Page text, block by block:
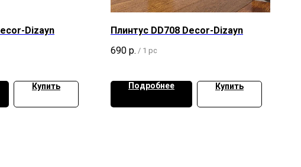
Dizayn
Купить
Плинтус DD708 Decor-Dizayn
690 р. / 1 pc
Подробнее Купить